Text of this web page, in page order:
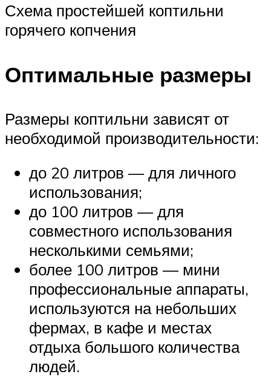
Схема простейшей коптильни
горячего копчения
Оптимальные размеры
Размеры коптильни зависят от
необходимой производительности:
до 20 литров — для личного
использования;
до 100 литров — для
совместного использования
несколькими семьями;
более 100 литров — мини
профессиональные аппараты,
используются на небольших
фермах, в кафе и местах
отдыха большого количества
людей.